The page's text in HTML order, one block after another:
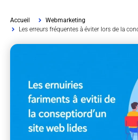
Accueil
Webmarketing
Les erreurs fréquentes à éviter lors de la